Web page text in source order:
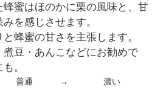
蜜はほのかに栗の風味と、甘
を感じさせます。
蜂蜜の甘さを主張します。
豆・あんこなどにお勧めで
。
普通 → 濃い